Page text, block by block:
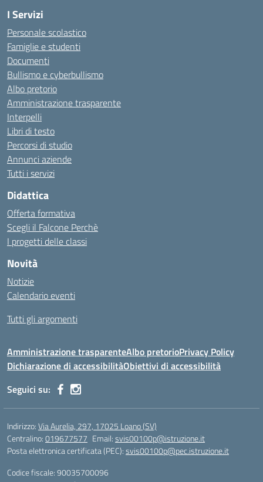
I Servizi
Personale scolastico
Famiglie e studenti
Documenti
Bullismo e cyberbullismo
Albo pretorio
Amministrazione trasparente
Interpelli
Libri di testo
Percorsi di studio
Annunci aziende
Tutti i servizi
Didattica
Offerta formativa
Scegli il Falcone Perchè
I progetti delle classi
Novità
Notizie
Calendario eventi
Tutti gli argomenti
Amministrazione trasparenteAlbo pretorioPrivacy Policy
Dichiarazione di accessibilitàObiettivi di accessibilità
Seguici su:
Indirizzo:Via Aurelia, 297, 17025 Loano (SV)
Centralino:019677577 Email:svis00100p@istruzione.it
Posta elettronica certificata (PEC):svis00100p@pec.istruzione.it
Codice fiscale: 90035700096